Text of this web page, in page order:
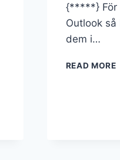
{*****} För
Outlook
dem i…
READ MORE